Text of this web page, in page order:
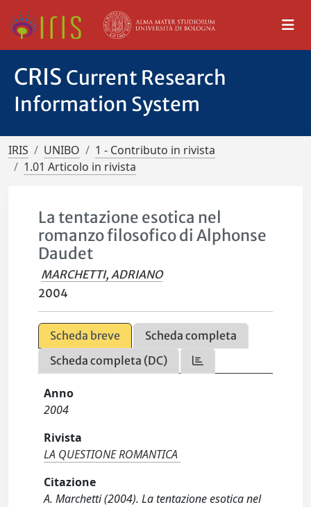
CRIS Current Research
Information System
IRIS UNIBO
1 - Contributo in rivista
1.01 Articolo in rivista
La tentazione esotica nel
romanzo filosofico di Alphonse
Daudet
MARCHETTI, ADRIANO
2004
Scheda breve
Scheda completa
Scheda completa (DC)
Anno
2004
Rivista
LA QUESTIONE ROMANTICA
Citazione
A. Marchetti (2004). La tentazione esotica nel